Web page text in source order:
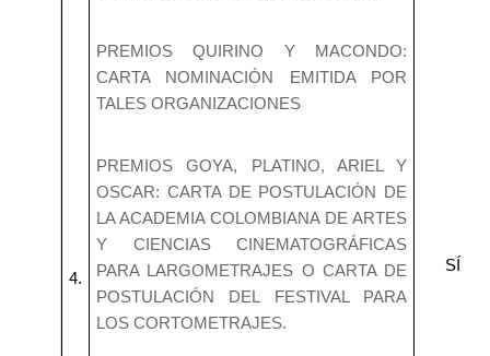
4.
PREMIOS QUIRINO Y MACONDO:
CARTA NOMINACIÓN EMITIDA POR
TALES ORGANIZACIONES
PREMIOS GOYA, PLATINO, ARIEL Y
OSCAR: CARTA DE POSTULACIÓN DE
LA ACADEMIA COLOMBIANA DE ARTES
Y CIENCIAS CINEMATOGRÁFICAS
PARA LARGOMETRAJES O CARTA DE
POSTULACIÓN DEL FESTIVAL PARA
LOS CORTOMETRAJES.
SÍ